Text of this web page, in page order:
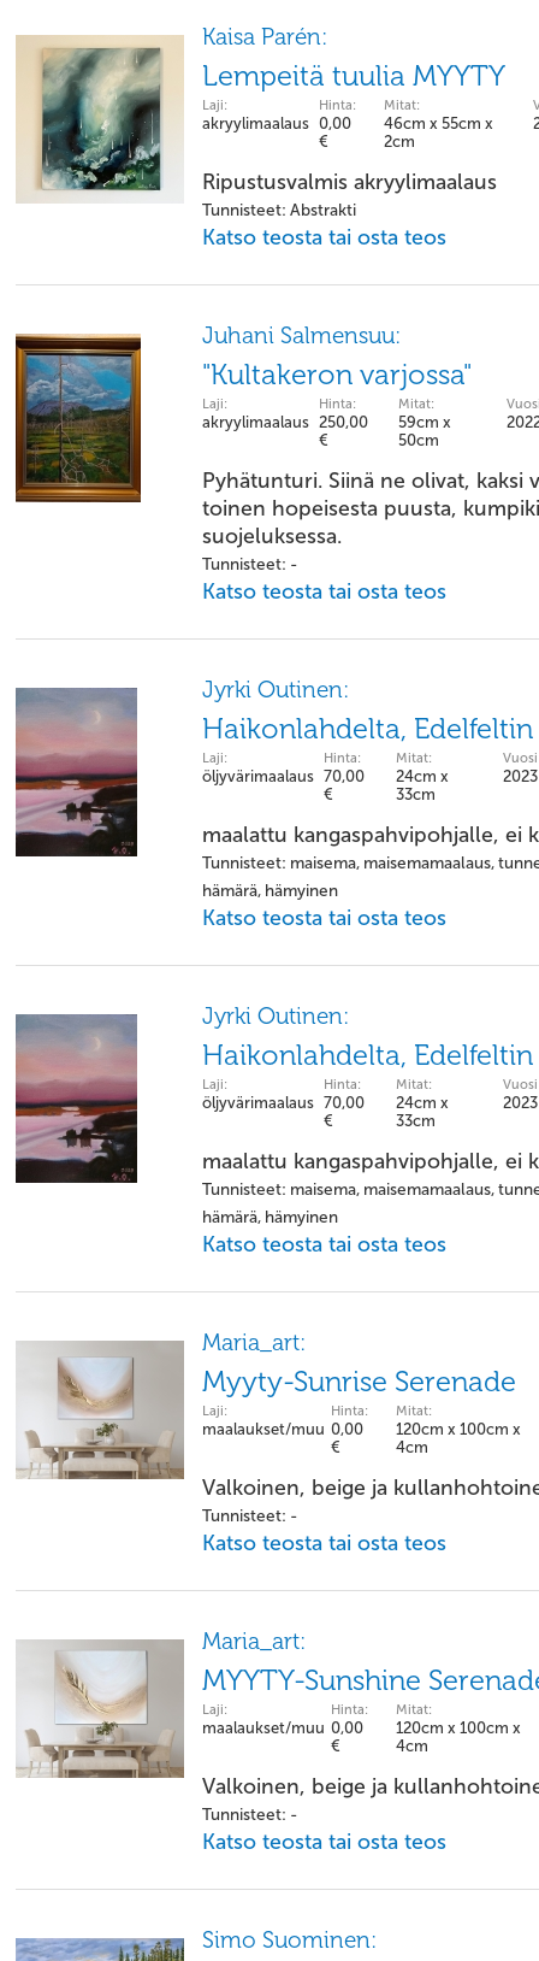
Kaisa Parén:
Lempeitä tuulia MYYTY
Laji:
akryylimaalaus
Hinta:
0,00
€
Mitat:
46cm x 55cm x
2cm
Ripustusvalmis akryylimaalaus
Tunnisteet: Abstrakti
Katso teosta tai osta teos
Juhani Salmensuu:
"Kultakeron varjossa"
Laji:
akryylimaalaus
Hinta:
250,00
€
Mitat:
59cm x
50cm
Pyhätunturi. Siinä ne olivat, kaksi
toinen hopeisesta puusta,
suojeluksessa.
Tunnisteet: -
Katso teosta tai osta teos
Jyrki Outinen:
Haikonlahdelta, Edelfeltin
Laji:
öljyvärimaalaus
Hinta:
70,00
€
Mitat:
24cm x
33cm
2023
maalattu kangaspahvipohjalle, ei
Tunnisteet: maisema, maisemamaalaus,
hämärä, hämyinen
Katso teosta tai osta teos
Jyrki Outinen:
Haikonlahdelta, Edelfeltin
Laji:
öljyvärimaalaus
Hinta:
70,00
€
Mitat:
24cm x
33cm
2023
maalattu kangaspahvipohjalle, ei
Tunnisteet: maisema, maisemamaalaus,
hämärä, hämyinen
Katso teosta tai osta teos
Maria_art:
Myyty-Sunrise Serenade
Laji:
maalaukset/muu
Hinta:
0,00
€
Mitat:
120cm x 100cm x
4cm
Valkoinen, beige ja
Tunnisteet: -
Katso teosta tai osta teos
Maria_art:
MYYTY-Sunshine
Laji:
maalaukset/muu
Hinta:
0,00
€
Mitat:
120cm x 100cm x
4cm
Valkoinen, beige ja
Tunnisteet: -
Katso teosta tai osta teos
Simo Suominen: